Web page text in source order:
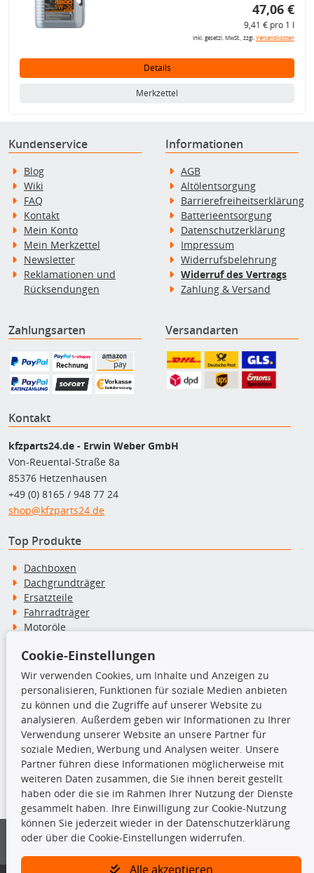
47,06 €
9,41 € pro 1 l
inkl. gesetzl. MwSt., zzgl.Versandkosten
Details
Merkzettel
Kundenservice
Blog
Wiki
FAQ
Kontakt
Mein Konto
Mein Merkzettel
Newsletter
Reklamationen und
Rücksendungen
Informationen
AGB
Altölentsorgung
Barrierefreiheitserklärung
Batterieentsorgung
Datenschutzerklärung
Impressum
Widerrufsbelehrung
Widerruf des Vertrags
Zahlung & Versand
Zahlungsarten Versandarten
Kontakt
kfzparts24.de - Erwin Weber GmbH
Von-Reuental-Straße 8a
85376 Hetzenhausen
+49 (0) 8165 / 948 77 24
shop@kfzparts24.de
Top Produkte
Dachboxen
Dachgrundträger
Ersatzteile
Fahrradträger
Motoröle
Schneeketten
TecDoc Inside
Die hier angezeigten Daten insbesondere die gesamte Datenbank dürfen
nicht kopiert werden.
Es ist zu unterlassen, die Daten oder die gesamte Datenbank ohne
vorherige Zustimmung von TecDoc zu vervielfältigen, zu verbreiten
und/oder diese Handlungen durch Dritte ausführen zu lassen. Ein
Cookie-Einstellungen
Wir verwenden Cookies, um Inhalte und Anzeigen zu
personalisieren, Funktionen für soziale Medien anbieten
zu können und die Zugriffe auf unserer Website zu
analysieren. Außerdem geben wir Informationen zu Ihrer
Verwendung unserer Website an unsere Partner für
soziale Medien, Werbung und Analysen weiter. Unsere
Partner führen diese Informationen möglicherweise mit
weiteren Daten zusammen, die Sie ihnen bereit gestellt
haben oder die sie im Rahmen Ihrer Nutzung der Dienste
gesammelt haben. Ihre Einwilligung zur Cookie-Nutzung
können Sie jederzeit wieder in der Datenschutzerklärung
oder über die Cookie-Einstellungen widerrufen.
Alle akzeptieren